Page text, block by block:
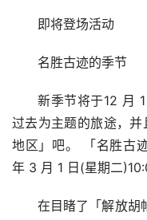
即将登场活动
名胜古迹的季节
新季节将于12 月
过去为主题的旅途，
地区」吧。 「名胜古
年 3 月 1 日(星期二
在目睹了「解放胡